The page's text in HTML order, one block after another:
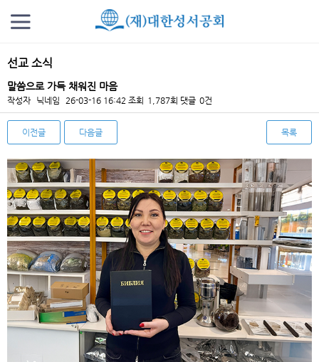
선교 소식
말씀으로 가득 채워진 마음
작성자 닉네임 26-03-16 16:42 조회 1,787회 댓글 0건
이전글 다음글 목록
본문